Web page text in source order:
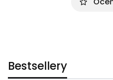
Bestsellery